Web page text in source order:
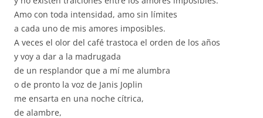
Amo con toda intensidad, amo sin límites
a cada uno de mis amores imposibles.
A veces el olor del café trastoca el orden de los años
y voy a dar a la madrugada
de un resplandor que a mí me alumbra
o de pronto la voz de Janis Joplin
me ensarta en una noche cítrica,
de alambre,